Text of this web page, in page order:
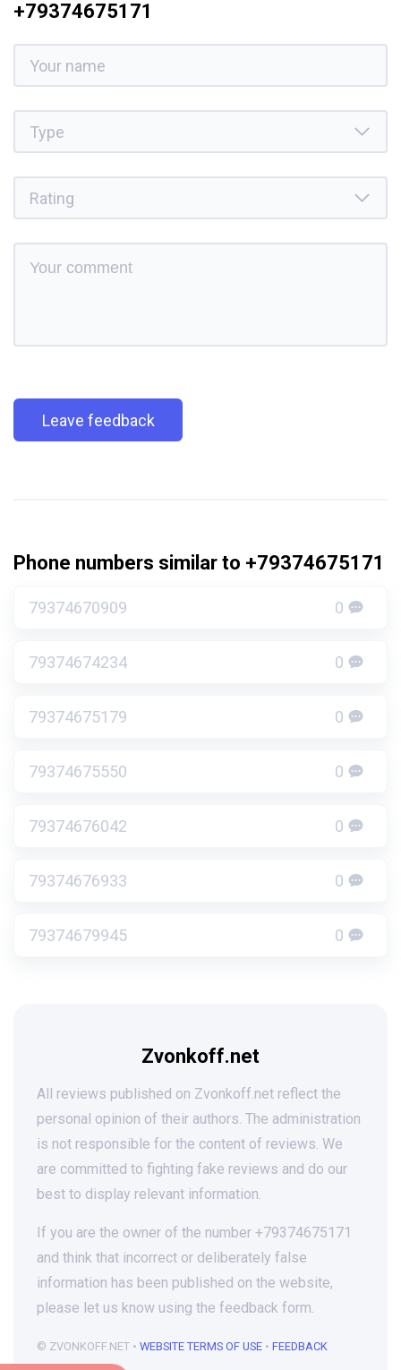
+79374675171
Leave feedback
Phone numbers similar to +79374675171
79374670909 0
79374674234 0
79374675179 0
79374675550 0
79374676042 0
79374676933 0
79374679945 0
Zvonkoff.net
All reviews published on Zvonkoff.net reflect the
personal opinion of their authors. The administration
is not responsible for the content of reviews. We
are committed to fighting fake reviews and do our
best to display relevant information.
If you are the owner of the number +79374675171
and think that incorrect or deliberately false
information has been published on the website,
please let us know using the feedback form.
© ZVONKOFF.NET • WEBSITE TERMS OF USE • FEEDBACK